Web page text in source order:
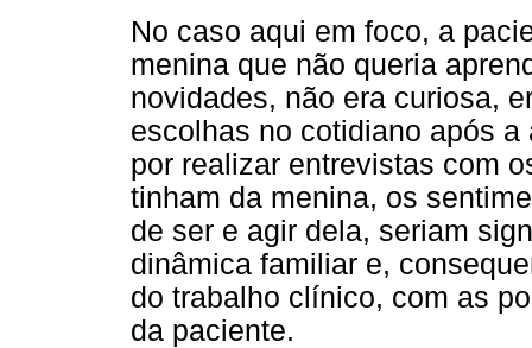
No caso aqui em foco, a
menina que não queria
novidades, não era curiosa,
escolhas no cotidiano após
por realizar entrevistas com
tinham da menina, os
de ser e agir dela, seriam
dinâmica familiar e,
do trabalho clínico, com as
da paciente.